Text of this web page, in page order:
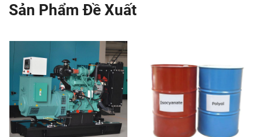
Sản Phẩm Đề Xuất